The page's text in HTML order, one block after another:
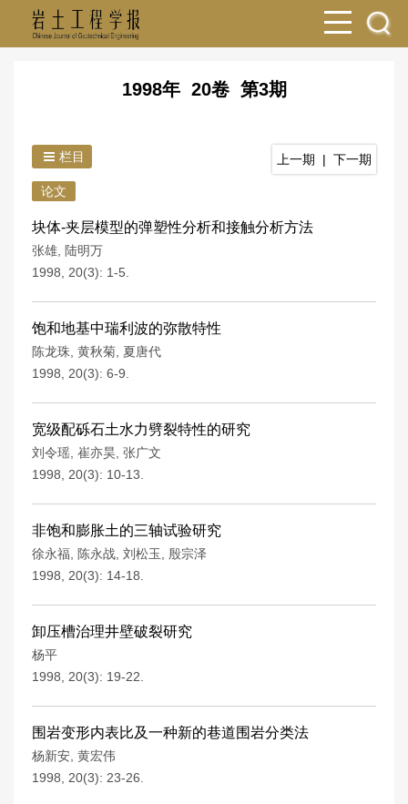
1998年 20卷 第3期
栏目 上一期 | 下一期
论文
块体-夹层模型的弹塑性分析和接触分析方法
张雄
陆明万
1998, 20(3): 1-5.
饱和地基中瑞利波的弥散特性
陈龙珠 黄秋菊 夏唐代
1998, 20(3): 6-9.
宽级配砾石土水力劈裂特性的研究
刘令瑶 崔亦昊 张广文
1998, 20(3): 10-13.
非饱和膨胀土的三轴试验研究
徐永福 陈永战 刘松玉
殷宗泽
1998, 20(3): 14-18.
卸压槽治理井壁破裂研究
杨平
1998, 20(3): 19-22.
围岩变形内表比及一种新的巷道围岩分类法
杨新安 黄宏伟
1998, 20(3): 23-26.